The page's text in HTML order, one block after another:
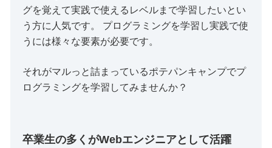
グを覚えて実践で使えるレベルまで学習したいとい
う方に人気です。 プログラミングを学習し実践で使
うには様々な要素が必要です。
それがマルっと詰まっているポテパンキャンプでプ
ログラミングを学習してみませんか？
卒業生の多くがWebエンジニアとして活躍